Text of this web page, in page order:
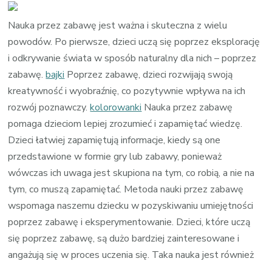
gry
dzieci
Nauka przez zabawę jest ważna i skuteczna z wielu
powodów. Po pierwsze, dzieci uczą się poprzez eksplorację
i odkrywanie świata w sposób naturalny dla nich – poprzez
zabawę.bajki Poprzez zabawę, dzieci rozwijają swoją
kreatywność i wyobraźnię, co pozytywnie wpływa na ich
rozwój poznawczy.kolorowanki Nauka przez zabawę
pomaga dzieciom lepiej zrozumieć i zapamiętać wiedzę.
Dzieci łatwiej zapamiętują informacje, kiedy są one
przedstawione w formie gry lub zabawy, ponieważ
wówczas ich uwaga jest skupiona na tym, co robią, a nie na
tym, co muszą zapamiętać. Metoda nauki przez zabawę
wspomaga naszemu dziecku w pozyskiwaniu umiejętności
poprzez zabawę i eksperymentowanie. Dzieci, które uczą
się poprzez zabawę, są dużo bardziej zainteresowane i
angażują się w proces uczenia się. Taka nauka jest również